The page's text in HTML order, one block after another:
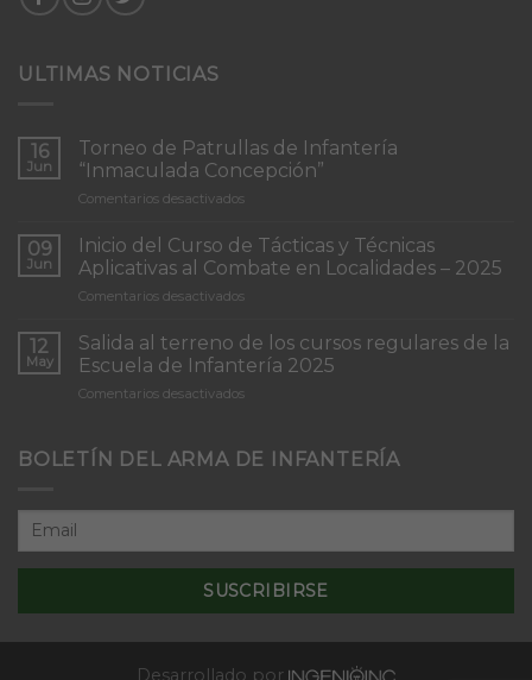
ULTIMAS NOTICIAS
16
Jun
Torneo de Patrullas de Infantería
“Inmaculada Concepción”
Comentarios desactivadosen
de
Patrullas
de
Infantería
Concepción”
09
Jun
Inicio del Curso de Tácticas y Técnicas
Aplicativas al Combate en Localidades – 2025
Comentarios desactivadosen
del
Curso
de
Tácticas
Aplicativas
12
May
Salida al terreno de los cursos regulares de la
Escuela de Infantería 2025
Comentarios desactivadosen
terreno
cursos
de
Escuela
de
BOLETÍN DEL ARMA DE INFANTERÍA
Desarrollado por